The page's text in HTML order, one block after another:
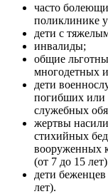
часто
поликлинике
дети с
инвалиды;
общие
многодетных
дети
погибших или
служебных
жертвы
стихийных
вооруженных
(от 7 до 15
дети
лет).